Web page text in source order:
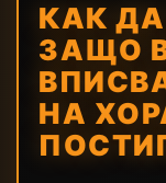
КАК
ЗАЩО
НА